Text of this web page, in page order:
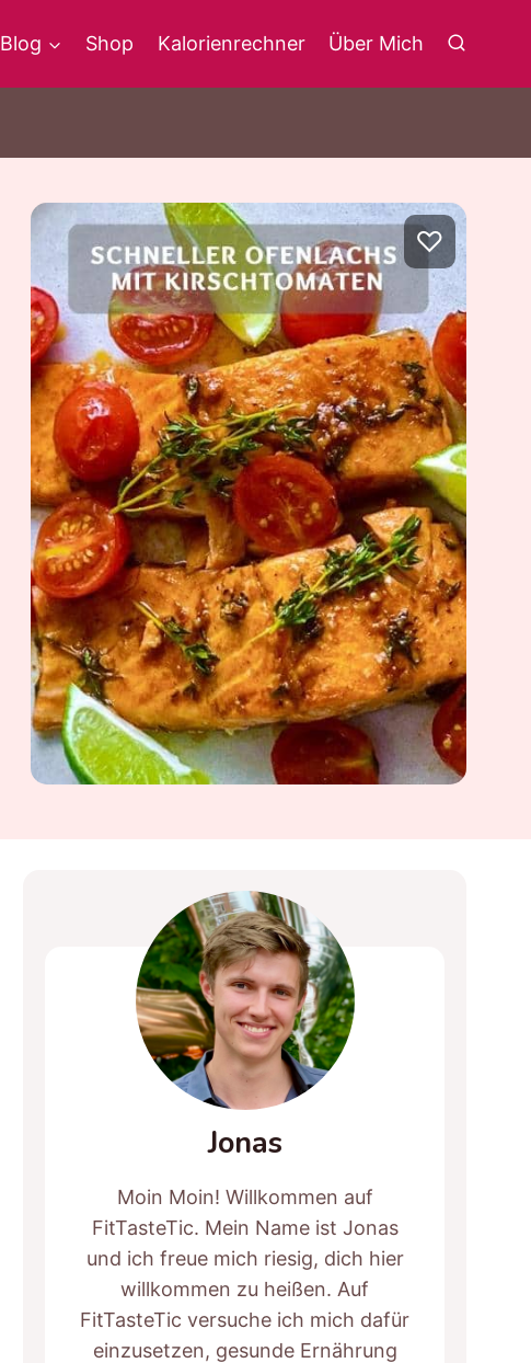
Blog Shop Kalorienrechner Über Mich
♡
Jonas
Moin Moin! Willkommen auf
FitTasteTic. Mein Name ist Jonas
und ich freue mich riesig, dich hier
willkommen zu heißen. Auf
FitTasteTic versuche ich mich dafür
einzusetzen, gesunde Ernährung